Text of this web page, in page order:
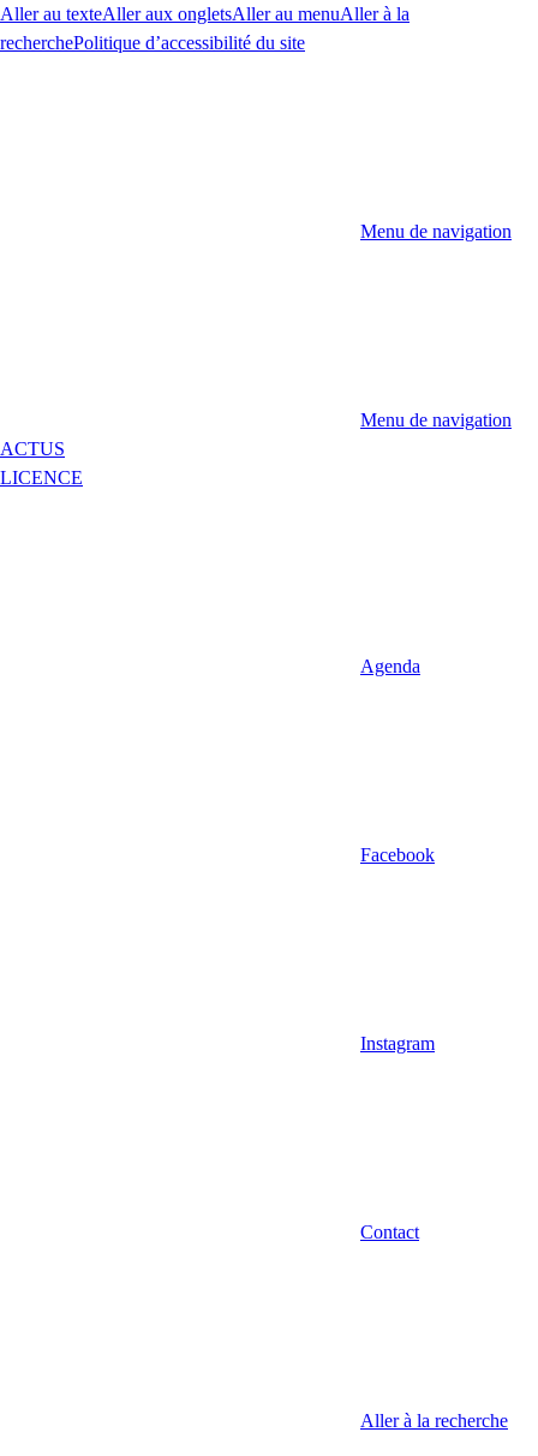
Aller au texteAller aux ongletsAller au menuAller à la
recherchePolitique d’accessibilité du site
Menu de navigation
Menu de navigation
ACTUS
LICENCE
Agenda
Facebook
Instagram
Contact
Aller à la recherche